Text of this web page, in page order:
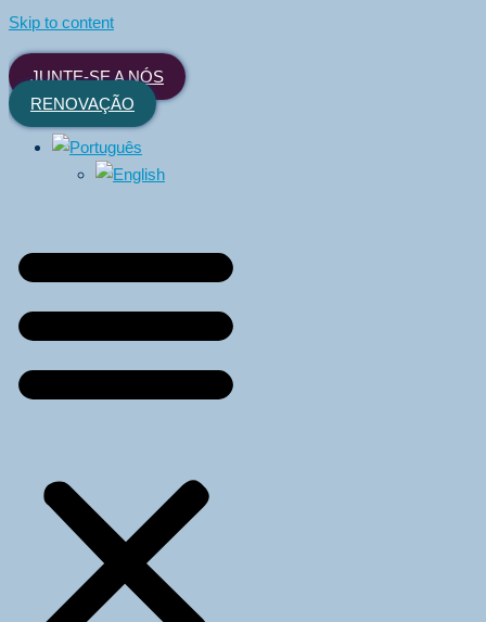
Skip to content
JUNTE-SE A NÓS
RENOVAÇÃO